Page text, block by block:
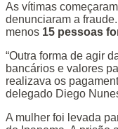
As vítimas
denunciaram a
menos 15 pessoas
“Outra forma de agir
bancários e valores
realizava os
delegado Diego
A mulher foi levada